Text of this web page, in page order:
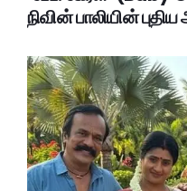
நிவின் பாலியின் புதிய